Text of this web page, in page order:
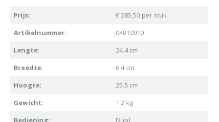
Prijs:
€ 285,50 per stuk
Artikelnummer:
04010010
Lengte:
24.4 cm
Breedte:
6.4 cm
Hoogte:
25.5 cm
Gewicht:
1.2 kg
Bediening:
Dual